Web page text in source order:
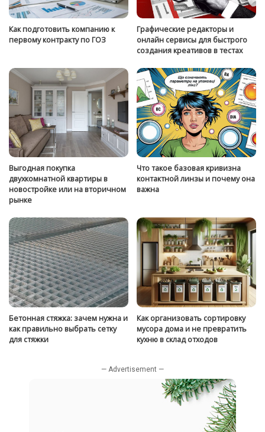
Как подготовить компанию к
первому контракту по ГОЗ
Графические редакторы и
онлайн сервисы для быстрого
создания креативов в тестах
Выгодная покупка
двухкомнатной квартиры в
новостройке или на вторичном
рынке
Что такое базовая кривизна
контактной линзы и почему она
важна
Бетонная стяжка: зачем нужна и
как правильно выбрать сетку
для стяжки
Как организовать сортировку
мусора дома и не превратить
кухню в склад отходов
— Advertisement —